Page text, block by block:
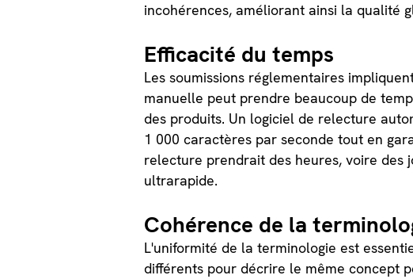
incohérences, améliorant ainsi la qualité
Efficacité du temps
Les soumissions réglementaires
manuelle peut prendre beaucoup de
des produits. Un logiciel de relecture
1 000 caractères par seconde tout en
relecture prendrait des heures, voire des
ultrarapide.
Cohérence de la
L'uniformité de la terminologie est
différents pour décrire le même concept